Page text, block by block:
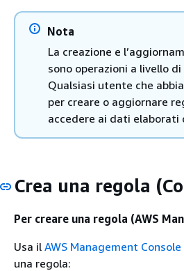
Nota
La creazione e
sono operazioni a livello
Qualsiasi utente che
per creare o aggiornare
accedere ai dati elaborati
Crea una regola
Per creare una regola (AWS
Usa il AWS Management Console
una regola: